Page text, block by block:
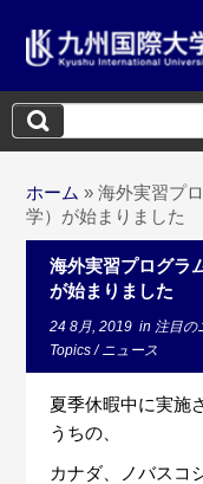
検
索:
ホーム » 海外実習プ
学）が始まりました
海外実習プログラ
が始まりました
24 8月, 2019 in 注目の
Topics/ニュース
夏季休暇中に実施
うちの、
カナダ、ノバスコ